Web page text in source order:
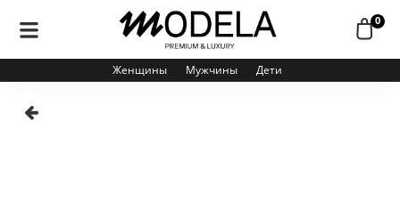
0
Женщины Мужчины Дети